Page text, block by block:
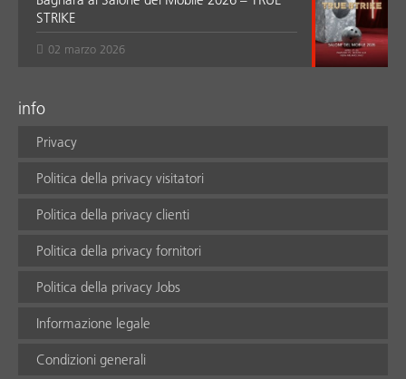
STRIKE
02 marzo 2026
info
Privacy
Politica della privacy visitatori
Politica della privacy clienti
Politica della privacy fornitori
Politica della privacy Jobs
Informazione legale
Condizioni generali